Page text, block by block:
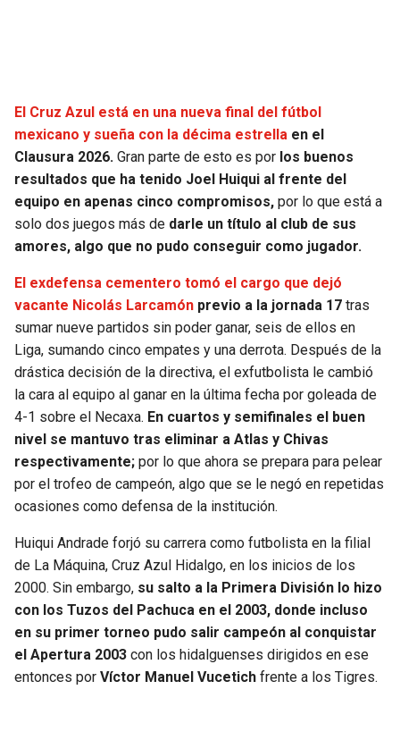
PACKERS
VIKINGS
FALCONS
PANTHERS
SAINTS
BUCCANEERS
TIMBERWOLVES
THUNDER
TRAIL BLAZERS
JAZZ
El Cruz Azul está en una nueva final del fútbol
mexicano y sueña con la décima estrella en el
Clausura 2026. Gran parte de esto es por los buenos
resultados que ha tenido Joel Huiqui al frente del
equipo en apenas cinco compromisos, por lo que está a
solo dos juegos más de darle un título al club de sus
amores, algo que no pudo conseguir como jugador.
El exdefensa cementero tomó el cargo que dejó
vacante Nicolás Larcamón previo a la jornada 17 tras
sumar nueve partidos sin poder ganar, seis de ellos en
Liga, sumando cinco empates y una derrota. Después de la
drástica decisión de la directiva, el exfutbolista le cambió
la cara al equipo al ganar en la última fecha por goleada de
4-1 sobre el Necaxa. En cuartos y semifinales el buen
nivel se mantuvo tras eliminar a Atlas y Chivas
respectivamente; por lo que ahora se prepara para pelear
por el trofeo de campeón, algo que se le negó en repetidas
ocasiones como defensa de la institución.
Huiqui Andrade forjó su carrera como futbolista en la filial
de La Máquina, Cruz Azul Hidalgo, en los inicios de los
2000. Sin embargo, su salto a la Primera División lo hizo
con los Tuzos del Pachuca en el 2003, donde incluso
en su primer torneo pudo salir campeón al conquistar
el Apertura 2003 con los hidalguenses dirigidos en ese
entonces por Víctor Manuel Vucetich frente a los Tigres.